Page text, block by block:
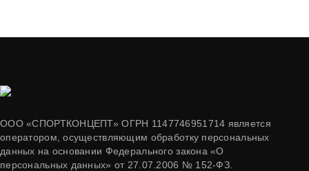
ООО «СПОРТКОНЦЕПТ» ОГРН 1147746951714 является
оператором, осуществляющим обработку персональных
данных на основании Федерального закона «О
персональных данных» от 27.07.2006 № 152-ФЗ.